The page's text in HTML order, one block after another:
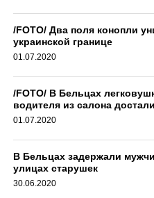
/FOTO/ Два поля конопли
украинской границе
01.07.2020
/FOTO/ В Бельцах
водителя из салона
01.07.2020
В Бельцах задержали
улицах старушек
30.06.2020